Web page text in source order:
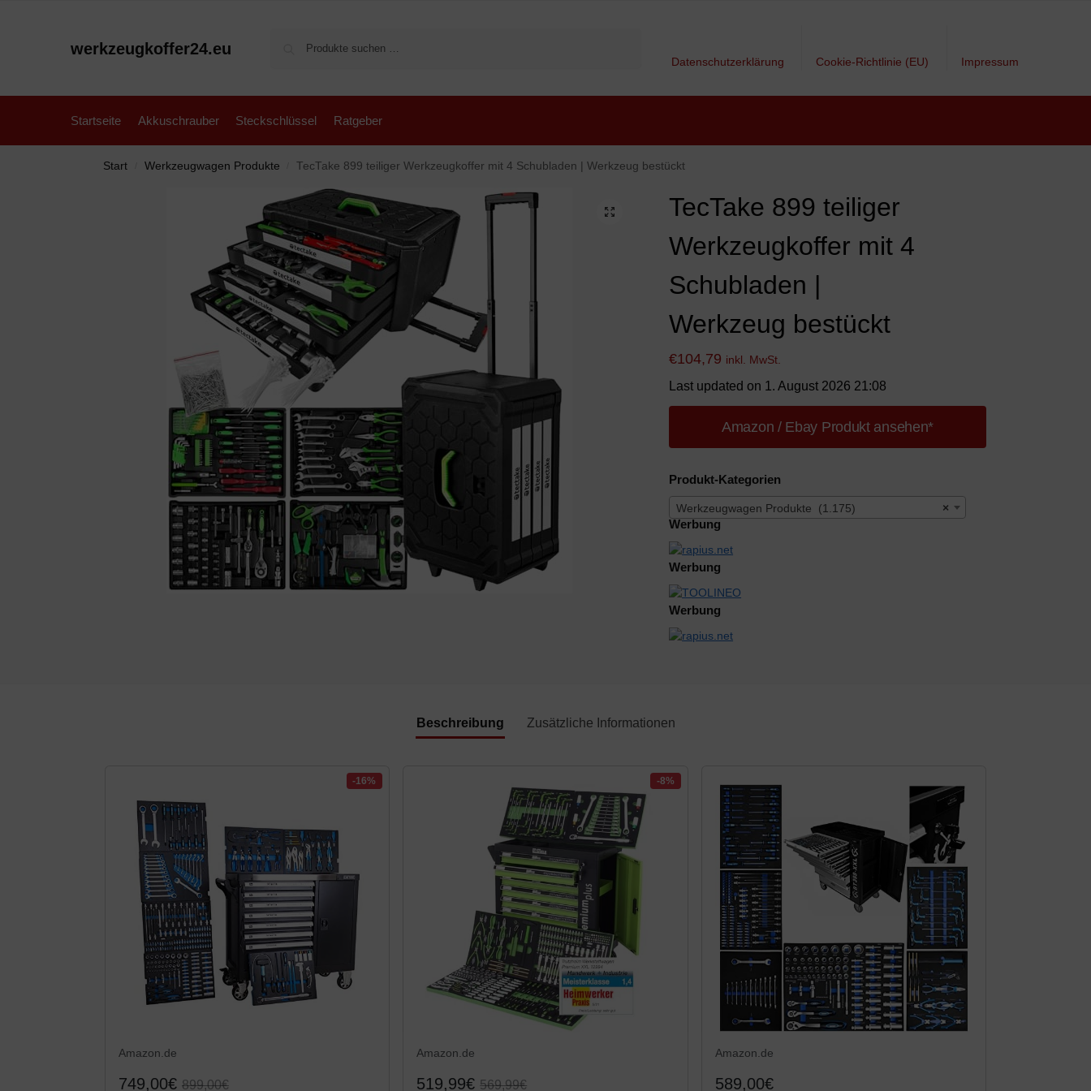
werkzeugkoffer24.eu
Datenschutzerklärung Cookie-Richtlinie (EU) Impressum
Startseite Akkuschrauber Steckschlüssel Ratgeber
Start Werkzeugwagen Produkte TecTake 899 teiliger Werkzeugkoffer mit 4 Schubladen | Werkzeug bestückt
TecTake 899 teiliger
Werkzeugkoffer mit 4
Schubladen |
Werkzeug bestückt
€104,79 inkl. MwSt.
Last updated on 1. August 2026 21:08
Amazon / Ebay Produkt ansehen*
Produkt-Kategorien
×
Werkzeugwagen Produkte (1.175)
Werbung
Werbung
Werbung
Beschreibung Zusätzliche Informationen
-16%
Amazon.de
749,00€ 899,00€
-8%
Amazon.de
519,99€569,99€
Amazon.de
589,00€